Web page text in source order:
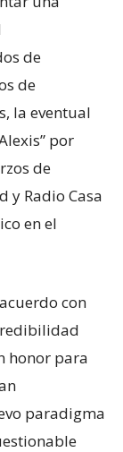
de
de
la eventual
por
de
y Radio Casa
en el
con
honor para
paradigma